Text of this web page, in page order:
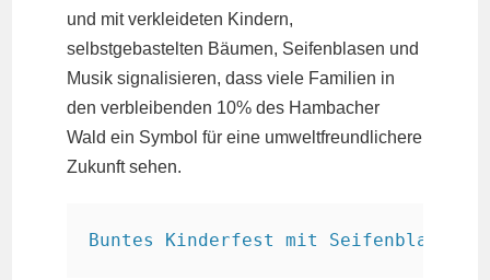
und mit verkleideten Kindern,
selbstgebastelten Bäumen, Seifenblasen und
Musik signalisieren, dass viele Familien in
den verbleibenden 10% des Hambacher
Wald ein Symbol für eine umweltfreundlichere
Zukunft sehen.
Buntes Kinderfest mit Seifenblasen